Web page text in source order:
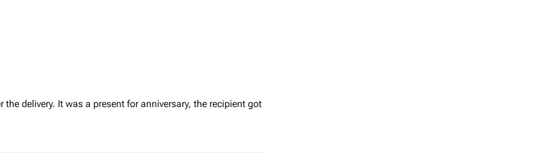
the delivery. It was a present for anniversary, the recipient got